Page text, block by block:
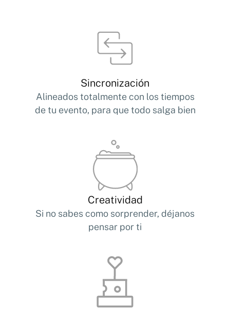
Sincronización
Alineados totalmente con los tiempos
de tu evento, para que todo salga bien
Creatividad
Si no sabes como sorprender, déjanos
pensar por ti